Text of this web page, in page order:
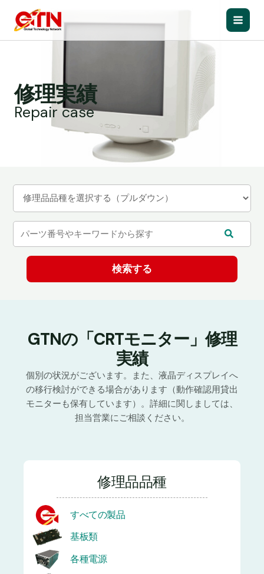
Main
修理実績
Repair case
GTNの「CRTモニター」修理
実績
個別の状況がございます。また、液晶ディスプレイへ
の移行検討ができる場合があります（動作確認用貸出
モニターも保有しています）。詳細に関しましては、
担当営業にご相談ください。
修理品品種
すべての製品
基板類
各種電源